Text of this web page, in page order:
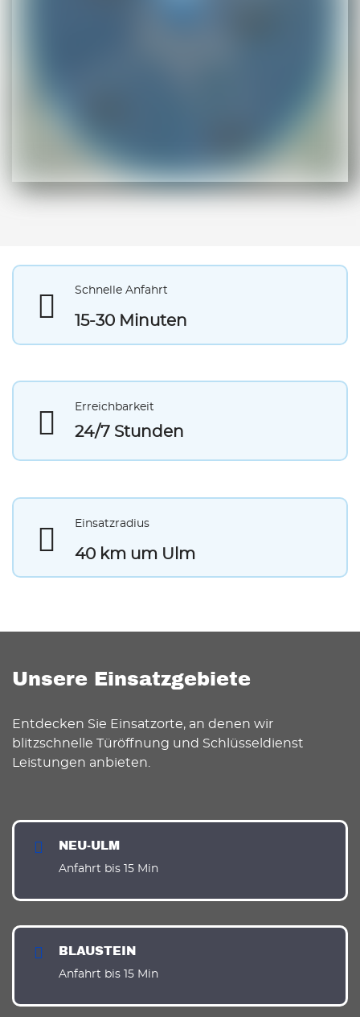
Schnelle Anfahrt
15-30 Minuten
Erreichbarkeit
24/7 Stunden
Einsatzradius
40 km um Ulm
Unsere Einsatzgebiete
Entdecken Sie Einsatzorte, an denen wir
blitzschnelle Türöffnung und Schlüsseldienst
Leistungen anbieten.
NEU-ULM
Anfahrt bis 15 Min
BLAUSTEIN
Anfahrt bis 15 Min